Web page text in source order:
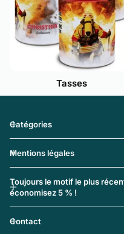
Tasses
Catégories
Mentions légales
Toujours le motif le plus
économisez 5 % !
Contact